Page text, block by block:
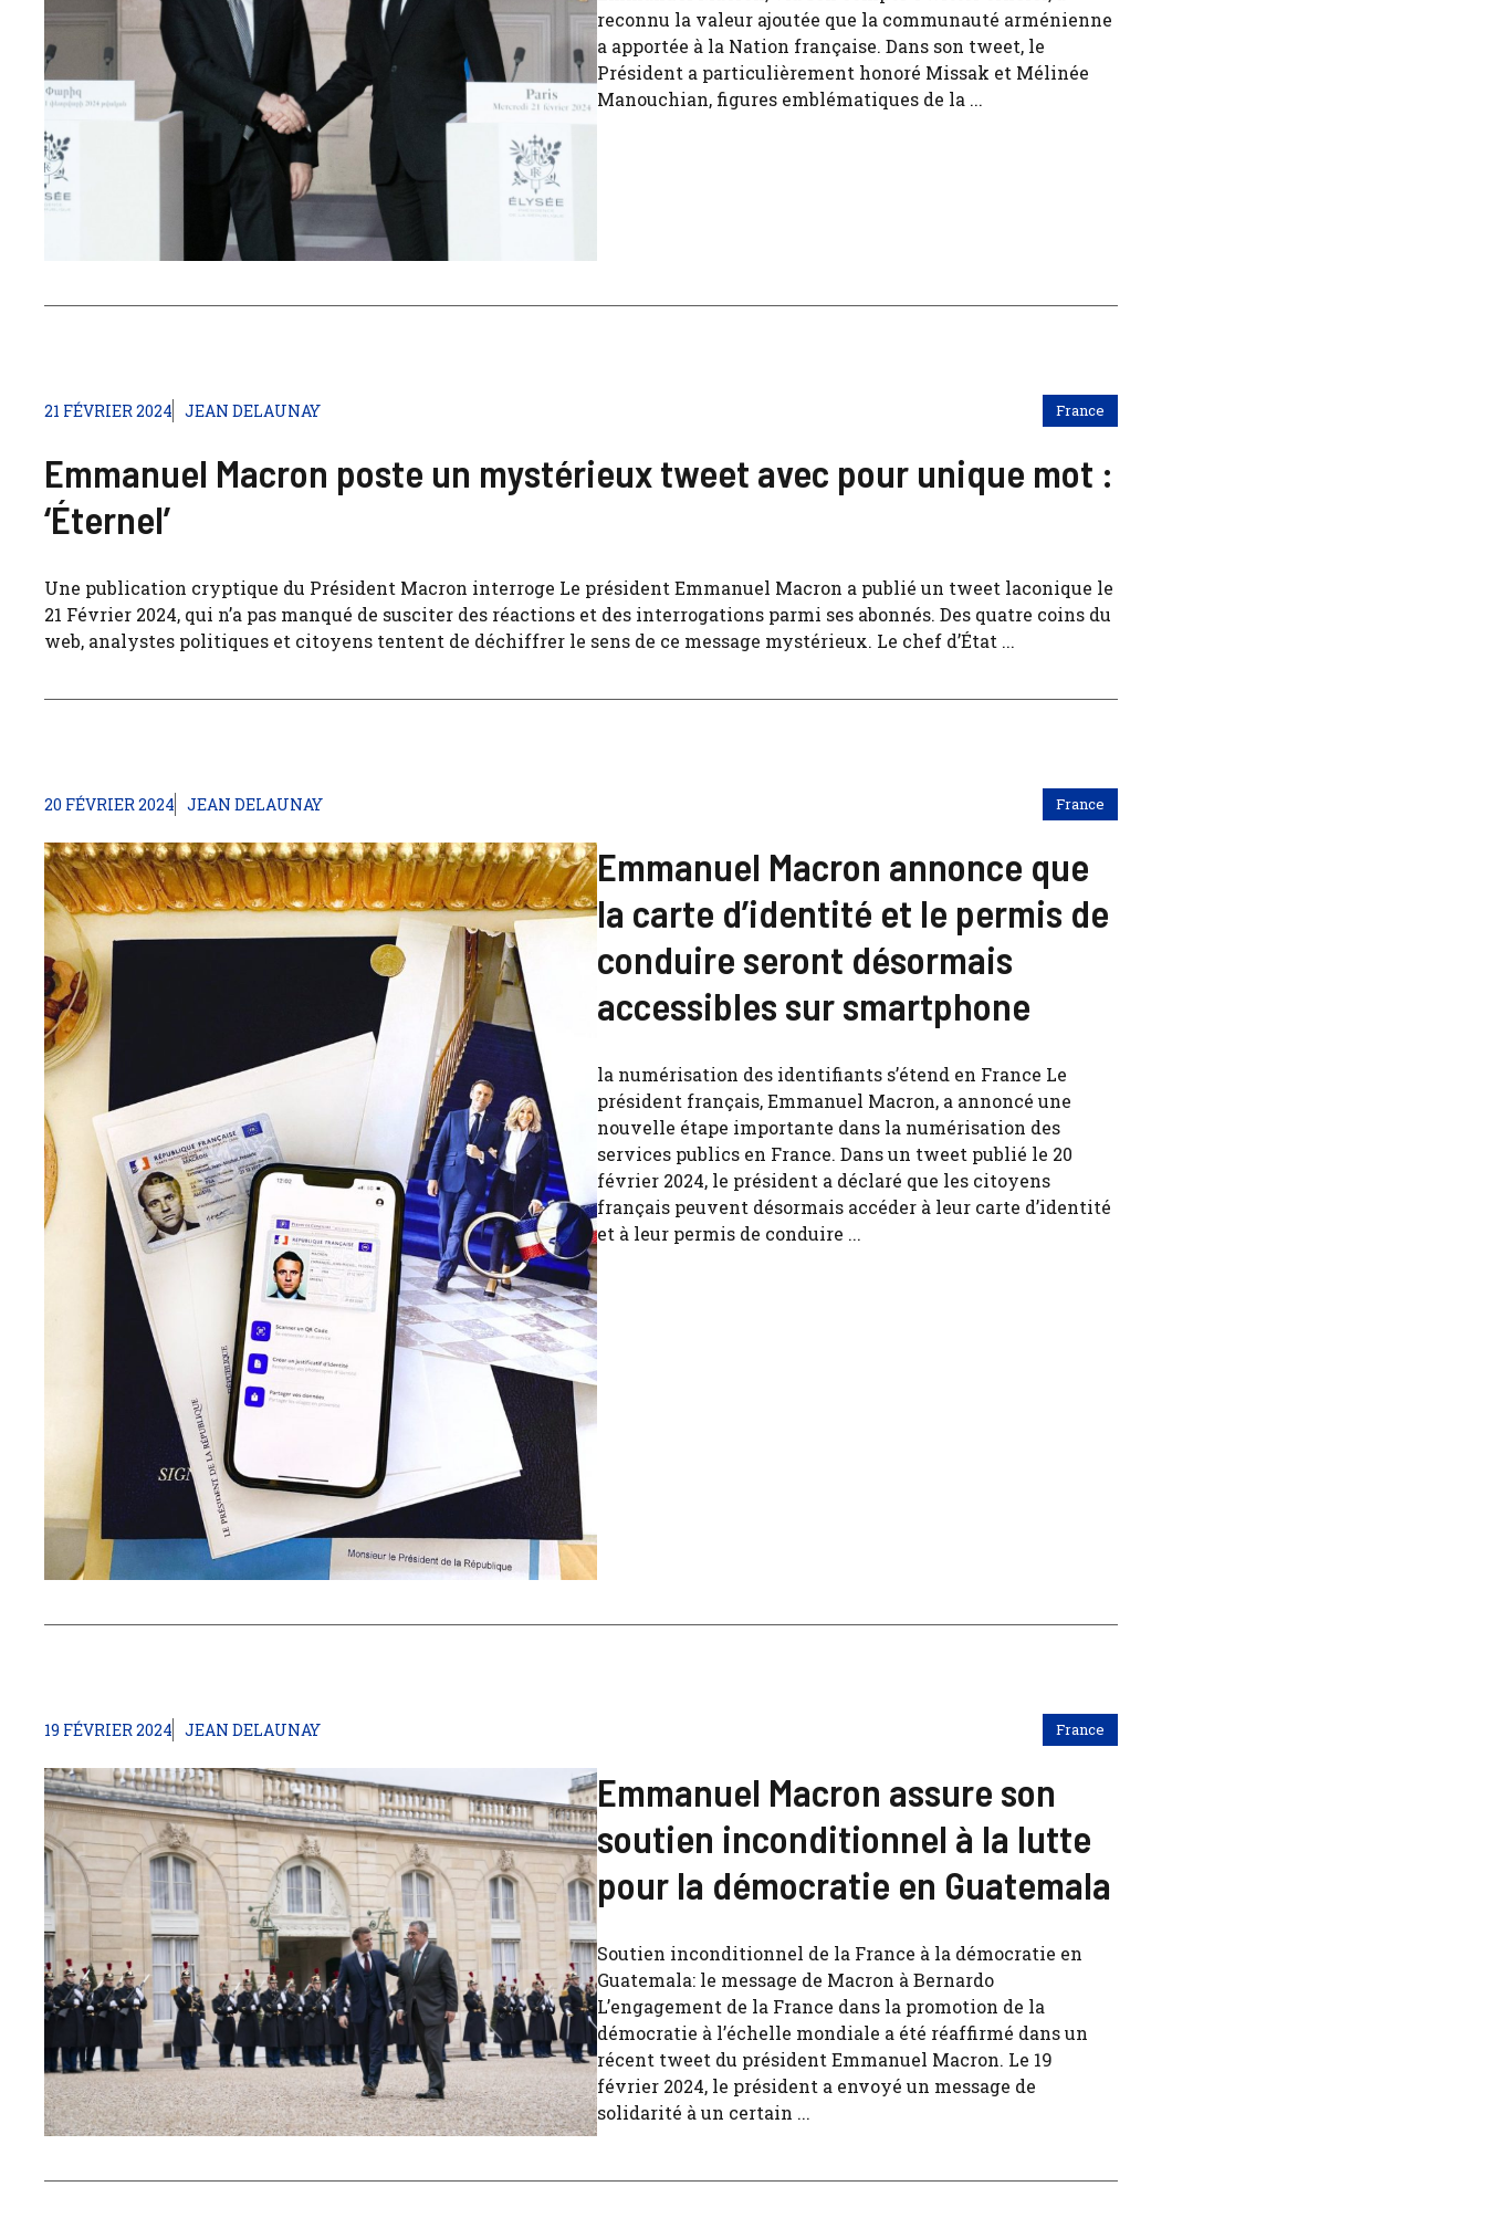
reconnu la valeur ajoutée que la communauté arménienne
a apportée à la Nation française. Dans son tweet, le
Président a particulièrement honoré Missak et Mélinée
Manouchian, figures emblématiques de la ...
21 FÉVRIER 2024 JEAN DELAUNAY France
Emmanuel Macron poste un mystérieux tweet avec pour unique mot :
‘Éternel’
Une publication cryptique du Président Macron interroge Le président Emmanuel Macron a publié un tweet laconique le
21 Février 2024, qui n’a pas manqué de susciter des réactions et des interrogations parmi ses abonnés. Des quatre coins du
web, analystes politiques et citoyens tentent de déchiffrer le sens de ce message mystérieux. Le chef d’État ...
20 FÉVRIER 2024 JEAN DELAUNAY France
Emmanuel Macron annonce que
la carte d’identité et le permis de
conduire seront désormais
accessibles sur smartphone
la numérisation des identifiants s’étend en France Le
président français, Emmanuel Macron, a annoncé une
nouvelle étape importante dans la numérisation des
services publics en France. Dans un tweet publié le 20
février 2024, le président a déclaré que les citoyens
français peuvent désormais accéder à leur carte d’identité
et à leur permis de conduire ...
19 FÉVRIER 2024 JEAN DELAUNAY France
Emmanuel Macron assure son
soutien inconditionnel à la lutte
pour la démocratie en Guatemala
Soutien inconditionnel de la France à la démocratie en
Guatemala: le message de Macron à Bernardo
L’engagement de la France dans la promotion de la
démocratie à l’échelle mondiale a été réaffirmé dans un
récent tweet du président Emmanuel Macron. Le 19
février 2024, le président a envoyé un message de
solidarité à un certain ...